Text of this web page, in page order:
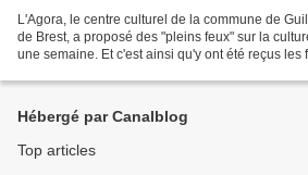
L'Agora, le centre culturel de la commune de
de Brest, a proposé des "pleins feux" sur la
une semaine. Et c'est ainsi qu'y ont été reçus les
Hébergé par Canalblog
Top articles